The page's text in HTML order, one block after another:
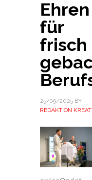
Ehren
für
frisch
25/09/2025BY
REDAKTION